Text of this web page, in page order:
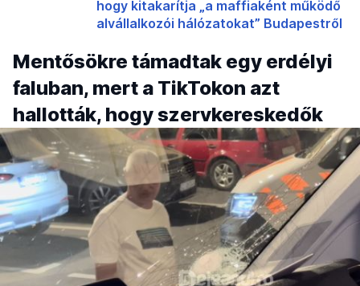
hogy kitakarítja „a maffiaként működő
alvállalkozói hálózatokat” Budapestről
Mentősökre támadtak egy erdélyi
faluban, mert a TikTokon azt
hallották, hogy szervkereskedők